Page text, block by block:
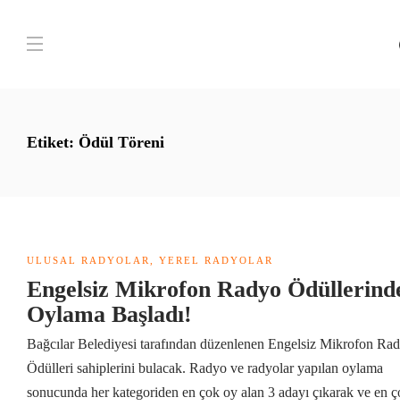
Etiket: Ödül Töreni
ULUSAL RADYOLAR YEREL RADYOLAR
Engelsiz Mikrofon Radyo
Oylama Başladı!
Bağcılar Belediyesi tarafından düzenlenen Engelsiz Mikrofon
Ödülleri sahiplerini bulacak. Radyo ve radyolar yapılan oylama
sonucunda her kategoriden en çok oy alan 3 adayı çıkarak ve en